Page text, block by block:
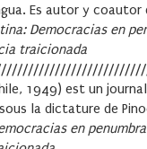
Es autor y
Democracias en
traicionada
1949) est un
la dictature de
en penumbra